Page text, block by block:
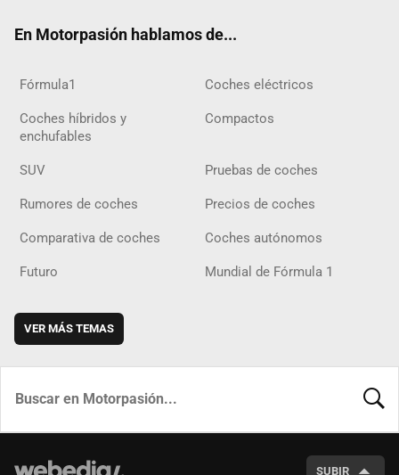
En Motorpasión hablamos de...
Fórmula1 Coches eléctricos
Coches híbridos y
enchufables
Compactos
SUV Pruebas de coches
Rumores de coches Precios de coches
Comparativa de coches Coches autónomos
Futuro Mundial de Fórmula 1
VER MÁS TEMAS
SUBIR